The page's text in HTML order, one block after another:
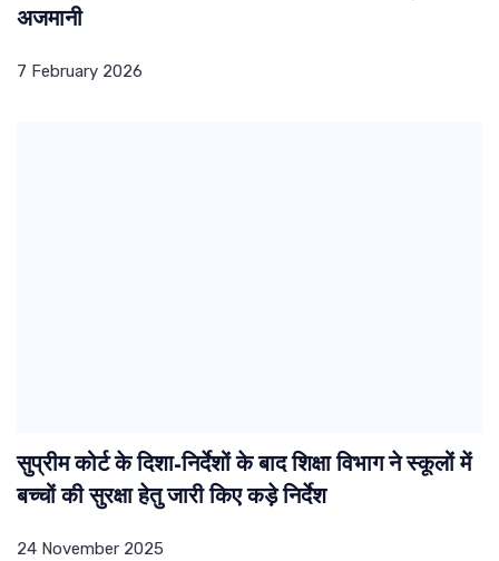
अजमानी
7 February 2026
सुप्रीम कोर्ट के दिशा-निर्देशों के बाद शिक्षा विभाग ने स्कूलों में
बच्चों की सुरक्षा हेतु जारी किए कड़े निर्देश
24 November 2025